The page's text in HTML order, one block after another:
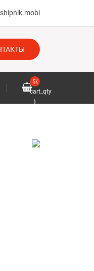
${
cart_qty
}